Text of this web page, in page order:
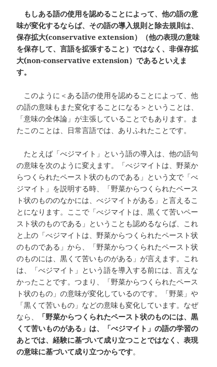
もしある語の使用を認めることによって、他の語の意
味が変化するならば、その語の導入規則と除去規則は、
保存拡大(conservative extension）（他の表現の意味
を保存して、言語を拡張すること）ではなく、非保存拡
大(non-conservative extension）であるといえま
す。
このように＜ある語の使用を認めることによって、他
の語の意味もまた変化することになる＞ということは、
「意味の全体論」が主張していることでもあります。ま
たこのことは、日常言語では、ありふれたことです。
たとえば「べジマイト」という語の導入は、他の語句
の意味を次のように変えます。「べジマイトは、野菜か
らつくられたペースト状のものである」という文で「べ
ジマイト」を説明する時、「野菜からつくられたベース
ト状のもののなかには、べジマイトがある」と言えるこ
とになります。ここで「べジマイトは、黒くて苦いペー
スト状のものである」ということも認めるならば、これ
と上の「べジマイトは、野菜からつくられたペースト状
のものである」から、「野菜からつくられたペースト状
のものには、黒くて苦いものがある」が言えます。これ
は、「べジマイト」という語を導入する前には、言えな
かったことです。つまり、「野菜からつくられたペース
ト状のもの」の意味が変化しているのです。「野菜」や
「黒くて苦いもの」などの意味も変化しています。なぜ
なら、
「野菜からつくられたペースト状のものには、黒
くて苦いものがある」は、「べジマイト」の語の学習の
あとでは、経験に基づいて成り立つことではなく、表現
の意味に基づいて成り立つからです。